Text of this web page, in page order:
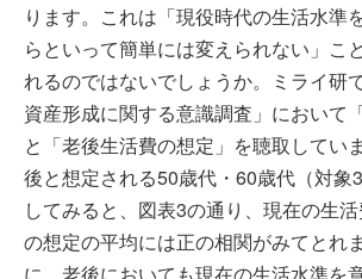
ります。これは「現役時代の生活水準
らといって簡単には変えられない」こ
れるのではないでしょうか。ミライ研
資産形成に関する意識調査」において
と「老後生活費の想定」を聴取してい
後と想定される50歳代・60歳代（対象
してみると、図表3の通り、現在の生
の想定の平均には正の相関がみてとれ
に、老後においても現在の生活水準を